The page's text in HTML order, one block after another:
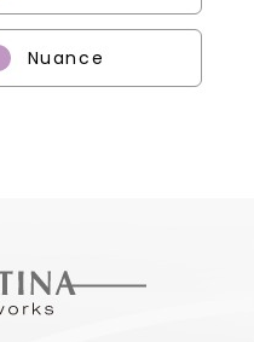
Nuance